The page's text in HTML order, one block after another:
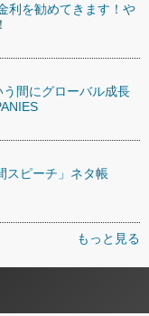
利を勧めてきます！や
間にグローバル成長
スピーチ」ネタ帳
もっと見る